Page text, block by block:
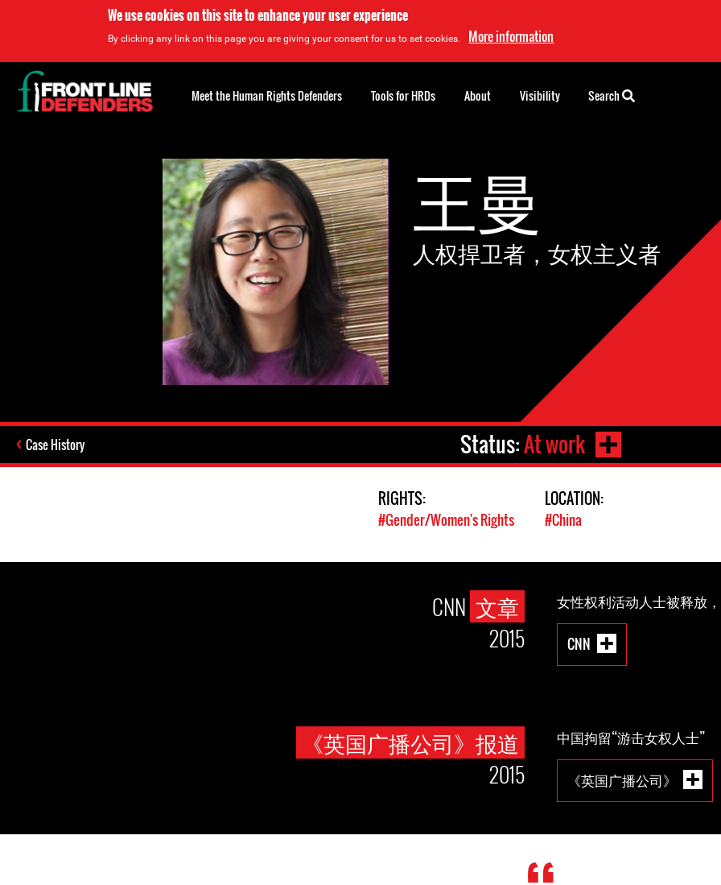
We use cookies on this site to enhance your user experience
By clicking any link on this page you are giving your consent for us to set cookies. More information
王曼
人权捍卫者，女权主义者
Case History Status:At work
RIGHTS:
#Gender/Women's Rights
LOCATION:
#China
CNN 文章
2015
女性权利活动人士被释放
CNN
《英国广播公司》报道
2015
中国拘留“游击女权人士”
《英国广播公司》
Back
to
top
Meet the Human Rights Defenders Tools for HRDs About Visibility Search